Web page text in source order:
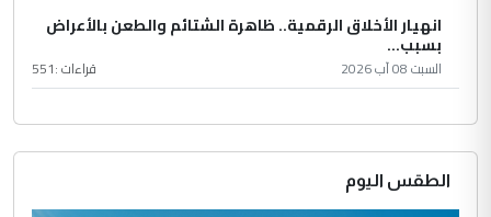
انهيار الأخلاق الرقمية.. ظاهرة الشتائم والطعن بالأعراض
بسبب...
السبت 08 آب 2026 قراءات :551
الطقس اليوم